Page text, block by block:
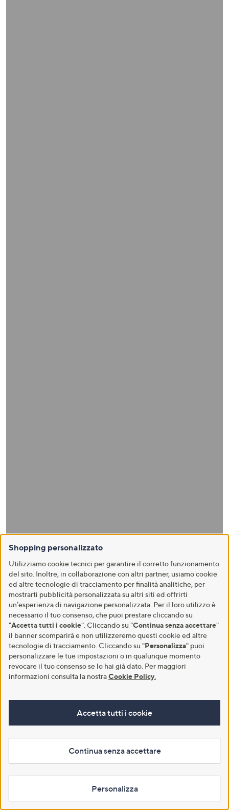
Shopping personalizzato
Utilizziamo cookie tecnici per garantire il corretto funzionamento
del sito. Inoltre, in collaborazione con altri partner, usiamo cookie
ed altre tecnologie di tracciamento per finalità analitiche, per
mostrarti pubblicità personalizzata su altri siti ed offrirti
un’esperienza di navigazione personalizzata. Per il loro utilizzo è
necessario il tuo consenso, che puoi prestare cliccando su
"Accetta tutti i cookie". Cliccando su "Continua senza accettare"
il banner scomparirà e non utilizzeremo questi cookie ed altre
tecnologie di tracciamento. Cliccando su "Personalizza" puoi
personalizzare le tue impostazioni o in qualunque momento
revocare il tuo consenso se lo hai già dato. Per maggiori
informazioni consulta la nostraCookie Policy
Accetta tutti i cookie
Continua senza accettare
Personalizza